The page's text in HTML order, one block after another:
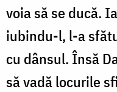
voia să se ducă.
iubindu-l, l-a
cu dânsul. Însă
să vadă locurile